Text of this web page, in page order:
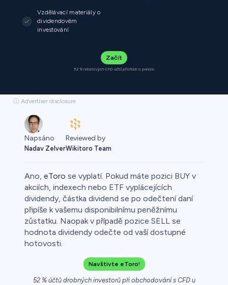
Vzdělávací materiály o
dividendovém
investování
Začít
52 % retailových CFD účtů přichází o peníze.
ⓘ Advertiser disclosure
Napsáno
Nadav Zelver
Reviewed by
Wikitoro Team
Ano, eToro se vyplatí. Pokud máte pozici BUY v
akciích, indexech nebo ETF vyplácejících
dividendy, částka dividend se po odečtení daní
připíše k vašemu disponibilnímu peněžnímu
zůstatku. Naopak v případě pozice SELL se
hodnota dividendy odečte od vaší dostupné
hotovosti.
Navštivte eToro!
52 % účtů drobných investorů při obchodování s CFD u